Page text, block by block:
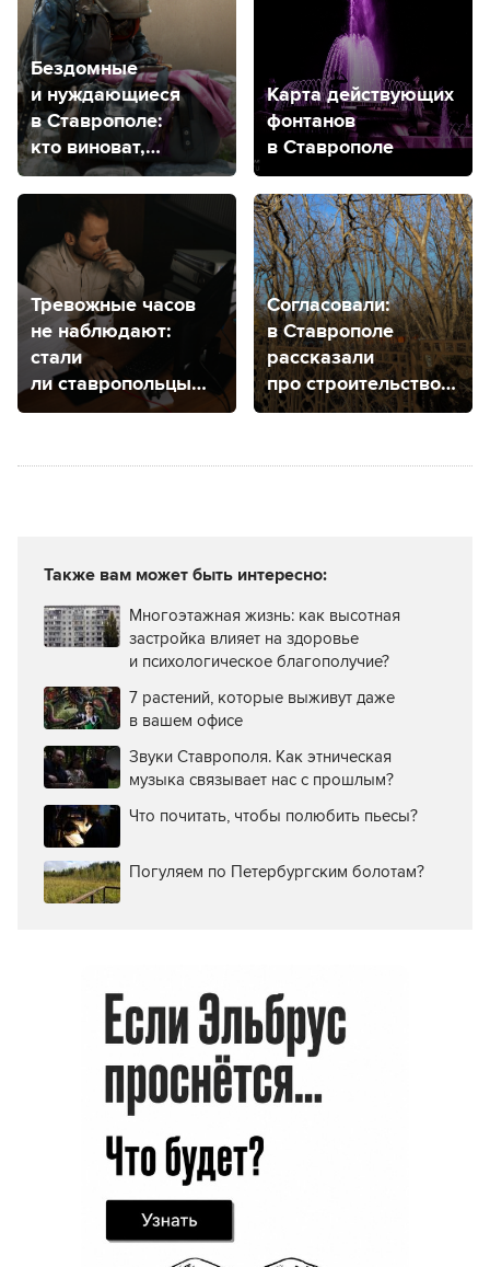
Бездомные
и нуждающиеся
в Ставрополе:
кто виноват,
что делать?
Карта действующих
фонтанов
в Ставрополе
Тревожные часов
не наблюдают:
стали
ли ставропольцы
чаще чувствовать
Согласовали:
в Ставрополе
рассказали
про строительство
гимназии
кладбище
Также вам может быть интересно:
Многоэтажная жизнь: как высотная
застройка влияет на здоровье
и психологическое благополучие?
7 растений, которые выживут даже
в вашем офисе
Звуки Ставрополя. Как этническая
музыка связывает нас с прошлым?
Что почитать, чтобы полюбить пьесы?
Погуляем по Петербургским болотам?